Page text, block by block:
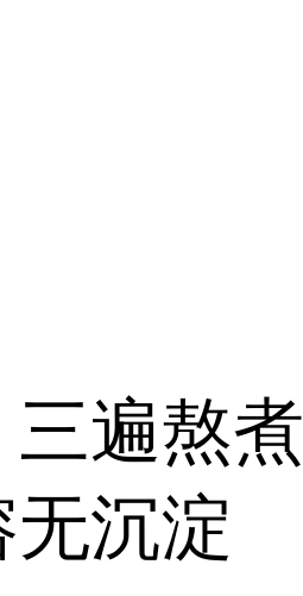
遍熬煮
沉淀